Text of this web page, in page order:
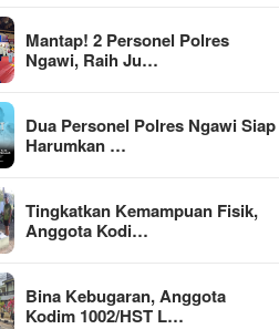
Mantap! 2 Personel Polres
Ngawi, Raih Ju…
Dua Personel Polres Ngawi Siap
Harumkan …
Tingkatkan Kemampuan Fisik,
Anggota Kodi…
Bina Kebugaran, Anggota
Kodim 1002/HST L…